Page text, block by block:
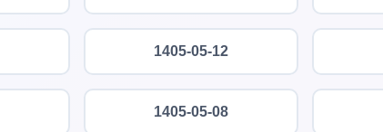
1405-05-12
1405-05-08